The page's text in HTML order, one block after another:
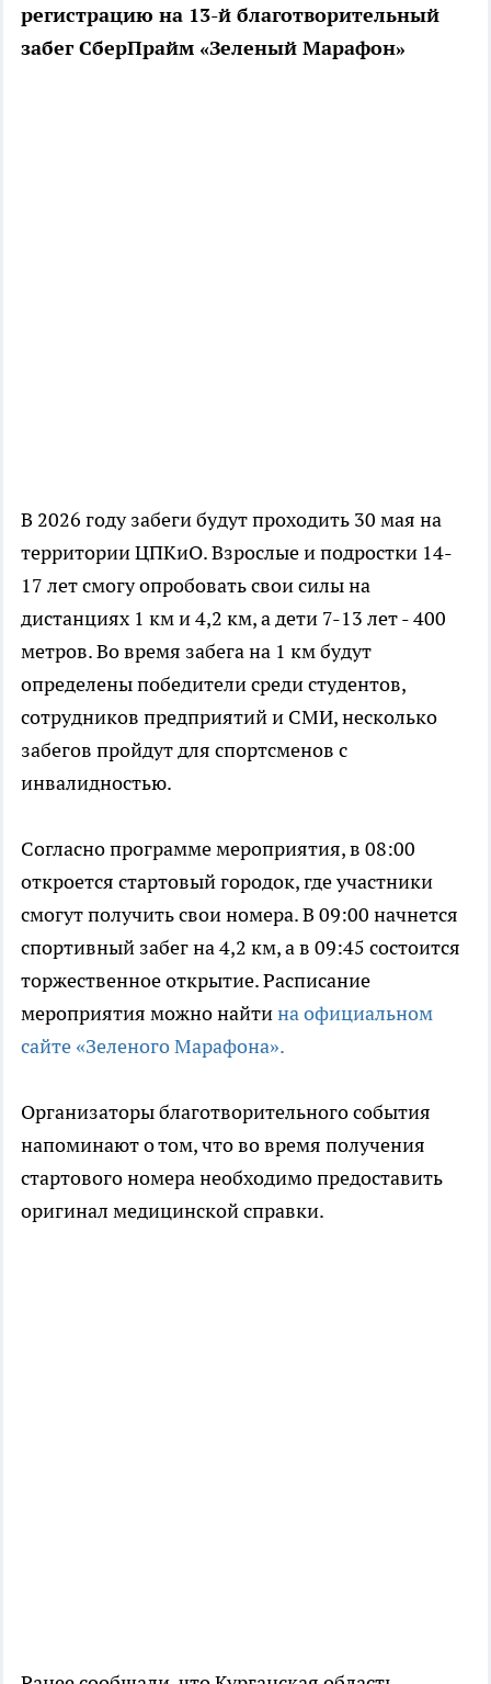
регистрацию на 13-й благотворительный
забег СберПрайм «Зеленый Марафон»
В 2026 году забеги будут проходить 30 мая на
территории ЦПКиО. Взрослые и подростки 14-
17 лет смогу опробовать свои силы на
дистанциях 1 км и 4,2 км, а дети 7-13 лет - 400
метров. Во время забега на 1 км будут
определены победители среди студентов,
сотрудников предприятий и СМИ, несколько
забегов пройдут для спортсменов с
инвалидностью.
Согласно программе мероприятия, в 08:00
откроется стартовый городок, где участники
смогут получить свои номера. В 09:00 начнется
спортивный забег на 4,2 км, а в 09:45 состоится
торжественное открытие. Расписание
мероприятия можно найтина официальном
сайте «Зеленого Марафона».
Организаторы благотворительного события
напоминают о том, что во время получения
стартового номера необходимо предоставить
оригинал медицинской справки.